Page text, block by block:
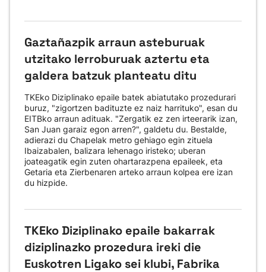
Gaztañazpik arraun asteburuak
utzitako lerroburuak aztertu eta
galdera batzuk planteatu ditu
TKEko Diziplinako epaile batek abiatutako prozedurari
buruz, "zigortzen badituzte ez naiz harrituko", esan du
EITBko arraun adituak. "Zergatik ez zen irteerarik izan,
San Juan garaiz egon arren?", galdetu du. Bestalde,
adierazi du Chapelak metro gehiago egin zituela
Ibaizabalen, balizara lehenago iristeko; uberan
joateagatik egin zuten ohartarazpena epaileek, eta
Getaria eta Zierbenaren arteko arraun kolpea ere izan
du hizpide.
TKEko Diziplinako epaile bakarrak
diziplinazko prozedura ireki die
Euskotren Ligako sei klubi, Fabrika